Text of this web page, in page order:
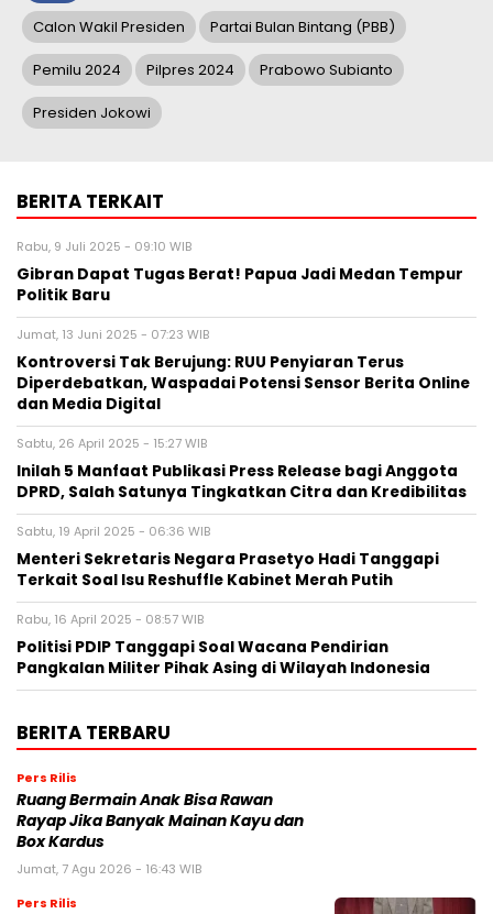
Calon Wakil Presiden Partai Bulan Bintang (PBB)
Pemilu 2024 Pilpres 2024 Prabowo Subianto
Presiden Jokowi
BERITA TERKAIT
Rabu, 9 Juli 2025 - 09:10 WIB
Gibran Dapat Tugas Berat! Papua Jadi Medan Tempur
Politik Baru
Jumat, 13 Juni 2025 - 07:23 WIB
Kontroversi Tak Berujung: RUU Penyiaran Terus
Diperdebatkan, Waspadai Potensi Sensor Berita Online
dan Media Digital
Sabtu, 26 April 2025 - 15:27 WIB
Inilah 5 Manfaat Publikasi Press Release bagi Anggota
DPRD, Salah Satunya Tingkatkan Citra dan Kredibilitas
Sabtu, 19 April 2025 - 06:36 WIB
Menteri Sekretaris Negara Prasetyo Hadi Tanggapi
Terkait Soal Isu Reshuffle Kabinet Merah Putih
Rabu, 16 April 2025 - 08:57 WIB
Politisi PDIP Tanggapi Soal Wacana Pendirian
Pangkalan Militer Pihak Asing di Wilayah Indonesia
BERITA TERBARU
Pers Rilis
Ruang Bermain Anak Bisa Rawan
Rayap Jika Banyak Mainan Kayu dan
Box Kardus
Jumat, 7 Agu 2026 - 16:43 WIB
Pers Rilis